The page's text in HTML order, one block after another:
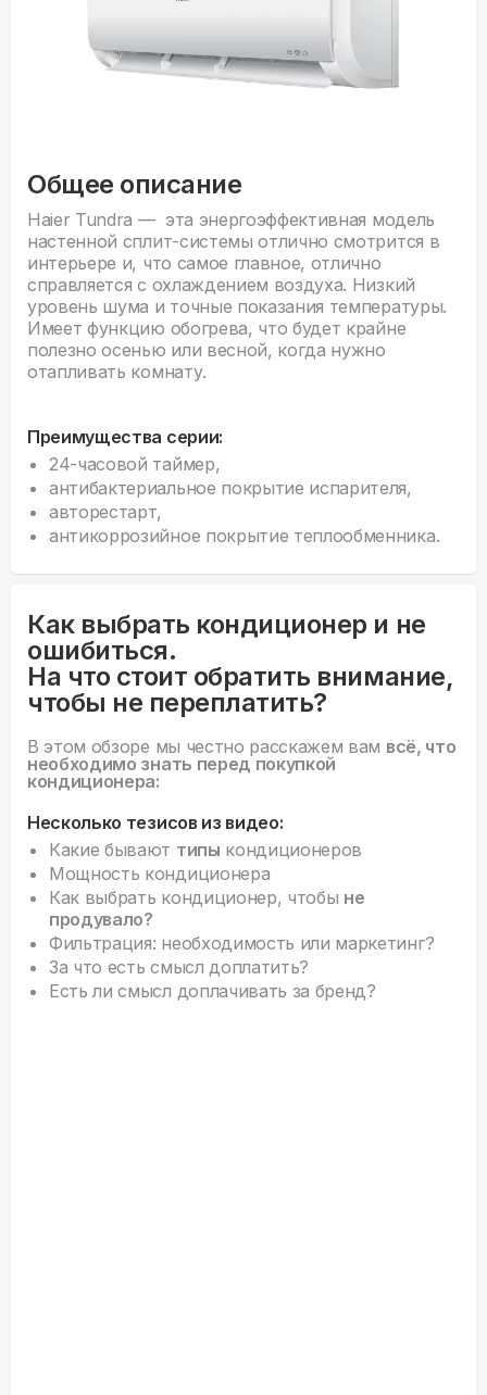
Общее описание
Haier Tundra — эта энергоэффективная модель
настенной сплит-системы отлично смотрится в
интерьере и, что самое главное, отлично
справляется с охлаждением воздуха. Низкий
уровень шума и точные показания температуры.
Имеет функцию обогрева, что будет крайне
полезно осенью или весной, когда нужно
отапливать комнату.
Преимущества серии:
24-часовой таймер,
антибактериальное покрытие испарителя,
авторестарт,
антикоррозийное покрытие теплообменника.
Как выбрать кондиционер и не
ошибиться.
На что стоит обратить внимание,
чтобы не переплатить?
В этом обзоре мы честно расскажем вам всё, что
необходимо знать перед покупкой
кондиционера:
Несколько тезисов из видео:
Какие бывают типы кондиционеров
Мощность кондиционера
Как выбрать кондиционер, чтобы не
продувало?
Фильтрация: необходимость или маркетинг?
За что есть смысл доплатить?
Есть ли смысл доплачивать за бренд?